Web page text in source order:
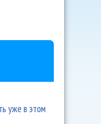
уже в этом